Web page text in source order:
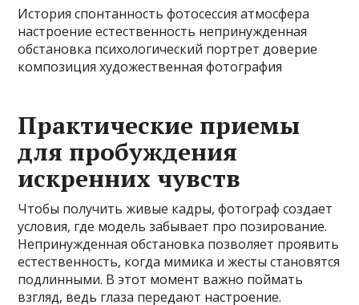
История спонтанность фотосессия атмосфера
настроение естественность непринужденная
обстановка психологический портрет доверие
композиция художественная фотография
Практические приемы
для пробуждения
искренних чувств
Чтобы получить живые кадры, фотограф создает
условия, где модель забывает про позирование.
Непринужденная обстановка позволяет проявить
естественность, когда мимика и жесты становятся
подлинными. В этот момент важно поймать
взгляд, ведь глаза передают настроение.